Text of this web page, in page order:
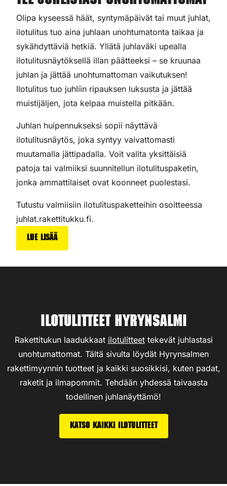
Olipa kyseessä häät, syntymäpäivät tai muut juhlat,
ilotulitus tuo aina juhlaan unohtumatonta taikaa ja
sykähdyttäviä hetkiä. Yllätä juhlaväki upealla
ilotulitusnäytöksellä illan päätteeksi – se kruunaa
juhlan ja jättää unohtumattoman vaikutuksen!
Ilotulitus tuo juhliin ripauksen luksusta ja jättää
muistijäljen, jota kelpaa muistella pitkään.
Juhlan huipennukseksi sopii näyttävä
ilotulitusnäytös, joka syntyy vaivattomasti
muutamalla jättipadalla. Voit valita yksittäisiä
patoja tai valmiiksi suunnitellun ilotulituspaketin,
jonka ammattilaiset ovat koonneet puolestasi.
Tutustu valmiisiin ilotulituspaketteihin osoitteessa
juhlat.rakettitukku.fi.
Lue lisää
Ilotulitteet Hyrynsalmi
Rakettitukun laadukkaat ilotulitteettekevät juhlastasi
unohtumattomat. Tältä sivulta löydät Hyrynsalmen
rakettimyynnin tuotteet ja kaikki suosikkisi, kuten padat,
raketit ja ilmapommit. Tehdään yhdessä taivaasta
todellinen juhlanäyttämö!
Katso kaikki ilotulitteet